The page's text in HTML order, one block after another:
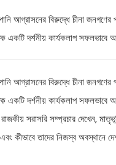
বিরুদ্ধে চীনা জনগণের
একটি দর্শনীয় কার্যকলাপ সফলভাবে
বিরুদ্ধে চীনা জনগণের
একটি দর্শনীয় কার্যকলাপ সফলভাবে
সরাসরি সম্প্রচার দেখেন,
কীভাবে তাদের নিজস্ব অবস্থানে